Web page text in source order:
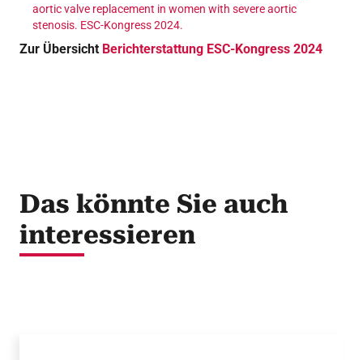
aortic valve replacement in women with severe aortic
stenosis. ESC-Kongress 2024.
Zur Übersicht Berichterstattung ESC-Kongress 2024
Das könnte Sie auch
interessieren